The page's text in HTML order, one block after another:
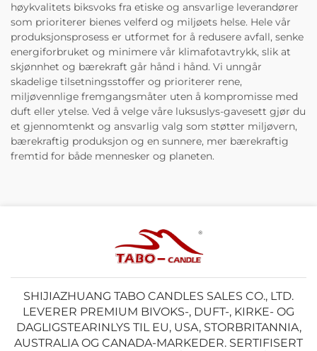
høykvalitets biksvoks fra etiske og ansvarlige leverandører
som prioriterer bienes velferd og miljøets helse. Hele vår
produksjonsprosess er utformet for å redusere avfall, senke
energiforbruket og minimere vår klimafotavtrykk, slik at
skjønnhet og bærekraft går hånd i hånd. Vi unngår
skadelige tilsetningsstoffer og prioriterer rene,
miljøvennlige fremgangsmåter uten å kompromisse med
duft eller ytelse. Ved å velge våre luksuslys-gavesett gjør du
et gjennomtenkt og ansvarlig valg som støtter miljøvern,
bærekraftig produksjon og en sunnere, mer bærekraftig
fremtid for både mennesker og planeten.
SHIJIAZHUANG TABO CANDLES SALES CO., LTD.
LEVERER PREMIUM BIVOKS-, DUFT-, KIRKE- OG
DAGLIGSTEARINLYS TIL EU, USA, STORBRITANNIA,
AUSTRALIA OG CANADA-MARKEDER. SERTIFISERT